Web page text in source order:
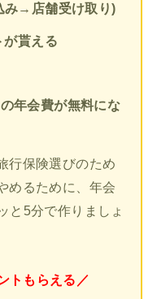
み→店舗受け取り)
が貰える
年会費が無料にな
行保険選びのため
めるために、年会
と5分で作りましょ
トもらえる／